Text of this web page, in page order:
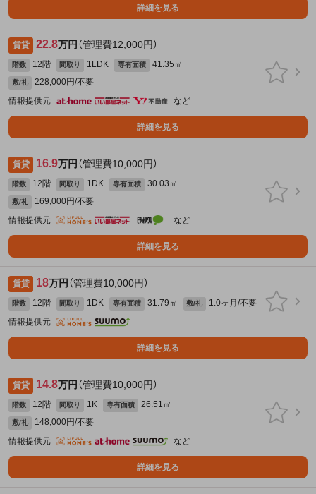
詳細を見る
賃貸 22.8万円 （管理費12,000円）
階数 12階 間取り 1LDK 専有面積 41.35㎡
敷/礼
228,000円/不要
情報提供元
など
詳細を見る
賃貸 16.9万円 （管理費10,000円）
階数 12階 間取り 1DK 専有面積 30.03㎡
敷/礼
169,000円/不要
情報提供元
など
詳細を見る
賃貸 18万円 （管理費10,000円）
階数 12階 間取り 1DK 専有面積 31.79㎡ 敷/礼
1.0ヶ月/不要
情報提供元
詳細を見る
賃貸 14.8万円 （管理費10,000円）
階数 12階 間取り 1K 専有面積 26.51㎡
敷/礼
148,000円/不要
情報提供元
など
詳細を見る